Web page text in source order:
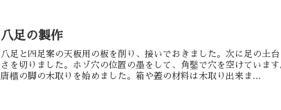
八足の製作
八足と四足案の天板用の板を削り、接いでおきました。次に足の土
さを切りました。ホゾ穴の位置の墨をして、角鑿で穴を空けていま
唐櫃の脚の木取りを始めました。箱や蓋の材料は木取り出来ま...